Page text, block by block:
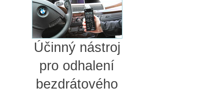
Účinný nástroj
pro odhalení
bezdrátového